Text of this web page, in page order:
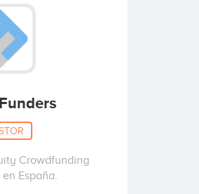
Crowdfunding
España.